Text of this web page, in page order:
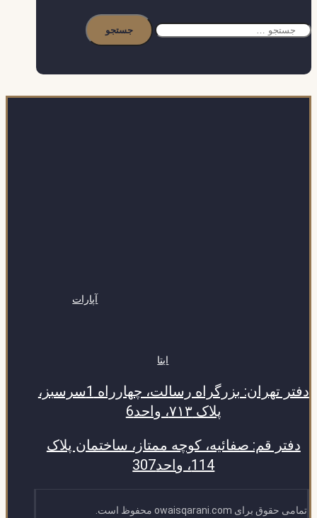
برای:
ایتا
آپارات
دفتر تهران: بزرگراه رسالت، چهارراه 1سرسبز،
پلاک ۷۱۳، واحد6
دفتر قم: صفائیه، کوچه ممتاز، ساختمان پلاک
114، واحد307
تمامی حقوق برای owaisqarani.com محفوظ است.